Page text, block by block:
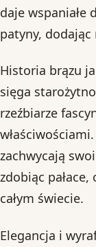
daje wspaniałe
patyny, dodając
Historia brązu
sięga
rzeźbiarze
zachwycają
zdobiąc
całym świecie.
Elegancja i